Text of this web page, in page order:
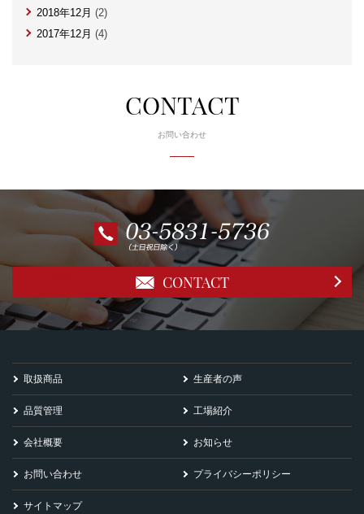
2018年12月 (2)
2017年12月 (4)
CONTACT
お問い合わせ
CONTACT
取扱商品 生産者の声
品質管理 工場紹介
会社概要 お知らせ
お問い合わせ プライバシーポリシー
サイトマップ